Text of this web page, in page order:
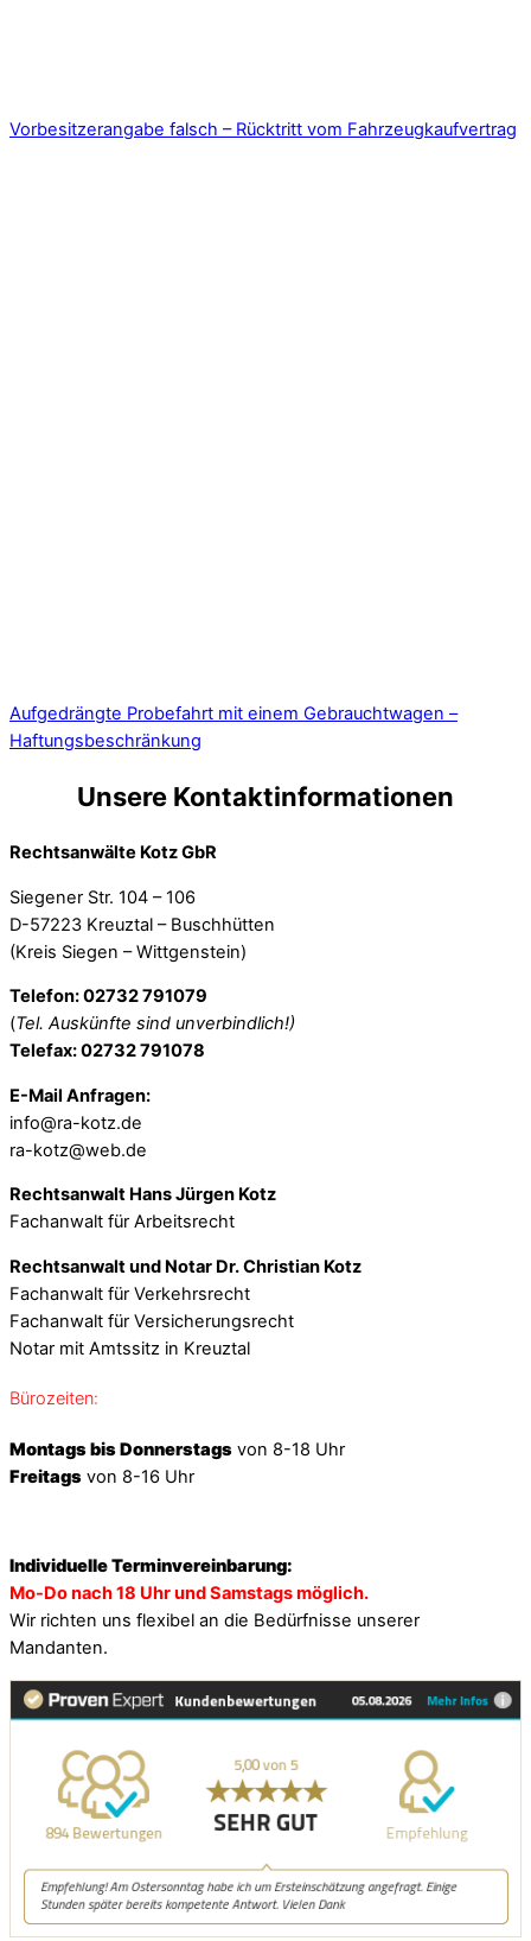
Vorbesitzerangabe falsch – Rücktritt vom Fahrzeugkaufvertrag
Aufgedrängte Probefahrt mit einem Gebrauchtwagen –
Haftungsbeschränkung
Unsere Kontaktinformationen
Rechtsanwälte Kotz GbR
Siegener Str. 104 – 106
D-57223 Kreuztal – Buschhütten
(Kreis Siegen – Wittgenstein)
Telefon: 02732 791079
(Tel. Auskünfte sind unverbindlich!)
Telefax: 02732 791078
E-Mail Anfragen:
info@ra-kotz.de
ra-kotz@web.de
Rechtsanwalt Hans Jürgen Kotz
Fachanwalt für Arbeitsrecht
Rechtsanwalt und Notar Dr. Christian Kotz
Fachanwalt für Verkehrsrecht
Fachanwalt für Versicherungsrecht
Notar mit Amtssitz in Kreuztal
Bürozeiten:
Montags bis Donnerstags von 8-18 Uhr
Freitags von 8-16 Uhr
Individuelle Terminvereinbarung:
Mo-Do nach 18 Uhr und Samstags möglich.
Wir richten uns flexibel an die Bedürfnisse unserer
Mandanten.